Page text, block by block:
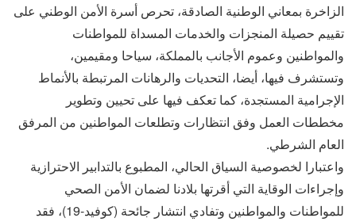
الزاخرة بمعاني الوطنية الصادقة، تحرص أسرة الأمن الوطني على
تقييم حصيلة المنجزات والخدمات المسداة للمواطنات
والمواطنين وعموم الأجانب بالمملكة، سياحا ومقيمين،
وتستشرف فيها، أيضا، التحديات والرهانات المرتبطة بالأنماط
الإجرامية المستجدة، كما تعكف فيها على تحيين وتطوير
مخططات العمل وفق انتظارات وتطلعات المواطنين من المرفق
العام الشرطي.
واعتبارا لخصوصية السياق الحالي، المطبوع بالتدابير الاحترازية
وإجراءات الوقاية التي أقرتها بلادنا لضمان الأمن الصحي
للمواطنات والمواطنين وتفادي انتشار جائحة (كوفيد-19)، فقد